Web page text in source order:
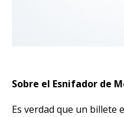
Sobre el Esnifador de
Es verdad que un billete